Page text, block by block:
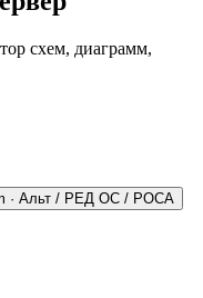
схем, диаграмм,
· Альт / РЕД ОС / РОСА